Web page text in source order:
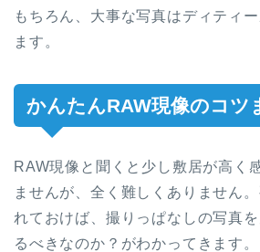
もちろん、大事な写真はディティ
ます。
かんたんRAW現像のコツ
RAW現像と聞くと少し敷居が高く
ませんが、全く難しくありません
れておけば、撮りっぱなしの写真
るべきなのか？がわかってきます。